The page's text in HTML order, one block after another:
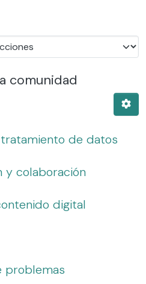
comunidad
de datos
y colaboración
digital
problemas